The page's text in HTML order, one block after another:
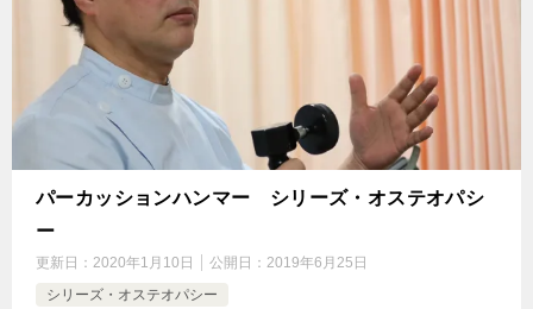
パーカッションハンマー シリーズ・オステオパシ
ー
更新日： 2020年1月10日 公開日： 2019年6月25日
シリーズ・オステオパシー